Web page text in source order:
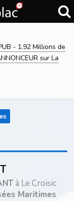
- 1.92 Millions de
sur La
à Le Croisic
Maritimes